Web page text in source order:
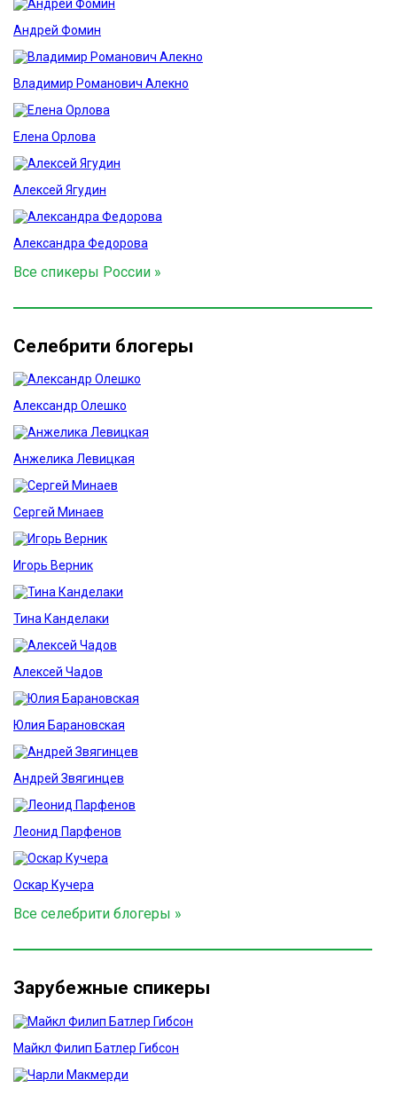
Андрей Фомин
Владимир Романович Алекно
Елена Орлова
Алексей Ягудин
Александра Федорова
Все спикеры России »
Селебрити блогеры
Александр Олешко
Анжелика Левицкая
Сергей Минаев
Игорь Верник
Тина Канделаки
Алексей Чадов
Юлия Барановская
Андрей Звягинцев
Леонид Парфенов
Оскар Кучера
Все селебрити блогеры »
Зарубежные спикеры
Майкл Филип Батлер Гибсон